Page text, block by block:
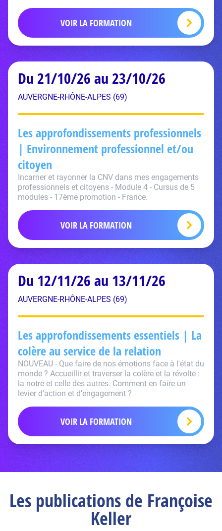
VOIR LA FORMATION
Du 21/10/26 au 23/10/26
AUVERGNE-RHÔNE-ALPES (69)
Les approfondissements professionnels
| Environnement professionnel et/ou
citoyen
Incarner et rayonner la CNV dans mes engagements
professionnels et citoyens - Module 4 - Cursus de 5
modules - 17ème promotion - France.
VOIR LA FORMATION
Du 12/11/26 au 13/11/26
AUVERGNE-RHÔNE-ALPES (69)
Les approfondissements essentiels | La
colère au service de la relation
NOUVEAU - Que faire de nos émotions face à l'état du
monde ? Accueillir et traverser la colère et la révolte :
la notre et celle des autres. Comment en faire un
levier d'action et d'engagement ?
VOIR LA FORMATION
Les publications de Françoise
Keller